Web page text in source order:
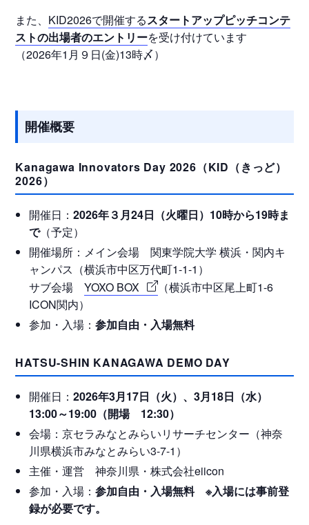
また、 KID2026で開催するスタートアップピッチコンテ
ストの出場者のエントリーを受け付けています
（2026年1月９日(金)13時〆）
開催概要
Kanagawa Innovators Day 2026（KID（きっど）
2026）
開催日：2026年３月24日（火曜日）10時から19時ま
で（予定）
開催場所：メイン会場 関東学院大学 横浜・関内キ
ャンパス（横浜市中区万代町1-1-1）
サブ会場YOXO BOX
（横浜市中区尾上町1-6
ICON関内）
参加・入場：参加自由・入場無料
HATSU-SHIN KANAGAWA DEMO DAY
開催日：2026年3月17日（火）、3月18日（水）
13:00～19:00（開場 12:30）
会場：京セラみなとみらいリサーチセンター（神奈
川県横浜市みなとみらい3-7-1）
主催・運営 神奈川県・株式会社eiicon
参加・入場：参加自由・入場無料
※入場には事前登
録が必要です。